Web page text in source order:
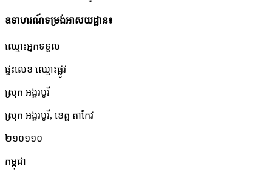
ឧទាហរណ៍ទម្រង់អាសយដ្ឋាន៖
ឈ្មោះអ្នកទទួល
ផ្ទះលេខ ឈ្មោះផ្លូវ
ស្រុក អង្គរបូរី
ស្រុក អង្គរបូរី, ខេត្ត តាកែវ
២១០១១០
កម្ពុជា